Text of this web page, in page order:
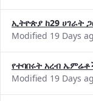
ኢትዮጵያ ከ29 ሀገራት
Modified 19 Days
የተባበሩት አረብ
Modified 19 Days